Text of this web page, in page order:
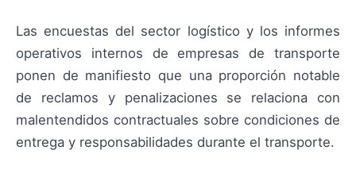
Las encuestas del sector logístico y los informes
operativos internos de empresas de transporte
ponen de manifiesto que una proporción notable
de reclamos y penalizaciones se relaciona con
malentendidos contractuales sobre condiciones de
entrega y responsabilidades durante el transporte.